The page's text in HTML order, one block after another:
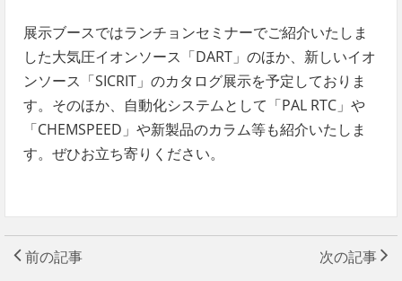
展示ブースではランチョンセミナーでご紹介いたしま
した大気圧イオンソース「DART」のほか、新しいイオ
ンソース「SICRIT」のカタログ展示を予定しておりま
す。そのほか、自動化システムとして「PAL RTC」や
「CHEMSPEED」や新製品のカラム等も紹介いたしま
す。ぜひお立ち寄りください。
前の記事 次の記事